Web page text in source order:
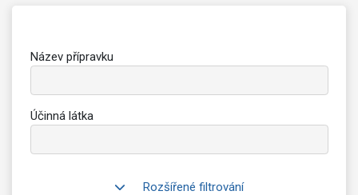
Název přípravku
Účinná látka
Rozšířené filtrování